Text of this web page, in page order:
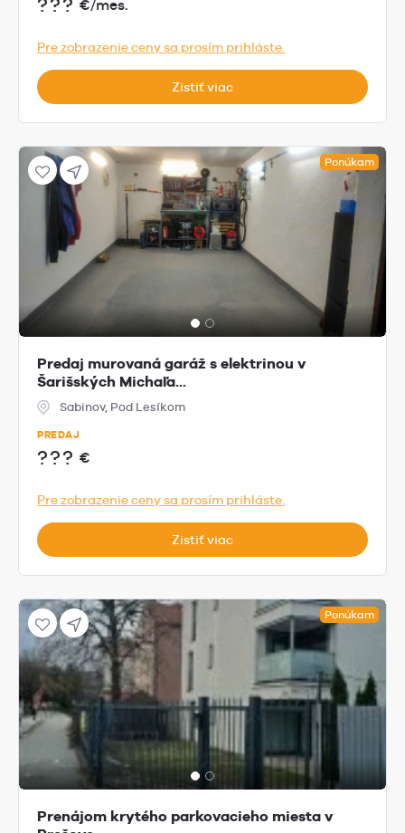
€/mes.
Pre zobrazenie ceny sa prosím prihláste.
Zistiť viac
Ponúkam
Predaj murovaná garáž s elektrinou v
Šarišských Michaľa...
Sabinov, Pod Lesíkom
PREDAJ
??? €
Pre zobrazenie ceny sa prosím prihláste.
Zistiť viac
Ponúkam
Prenájom krytého parkovacieho miesta v